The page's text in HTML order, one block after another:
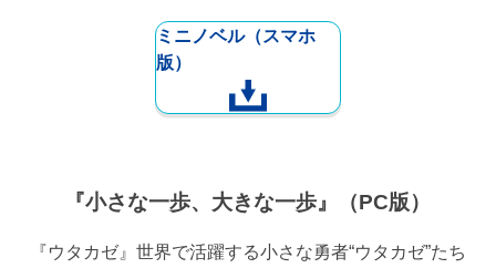
ミニノベル（スマホ
版）
『小さな一歩、大きな一歩』（PC版）
『ウタカゼ』世界で活躍する小さな勇者“ウタカゼ”たち